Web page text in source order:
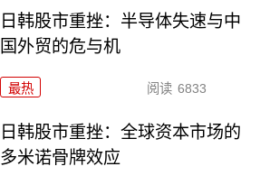
日韩股市重挫：半导体失速与中
国外贸的危与机
最热 阅读 6833
日韩股市重挫：全球资本市场的
多米诺骨牌效应